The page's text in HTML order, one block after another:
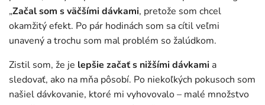
„Začal som s väčšími dávkami, pretože som chcel
okamžitý efekt. Po pár hodinách som sa cítil veľmi
unavený a trochu som mal problém so žalúdkom.
Zistil som, že je lepšie začať s nižšími dávkami a
sledovať, ako na mňa pôsobí. Po niekoľkých pokusoch som
našiel dávkovanie, ktoré mi vyhovovalo – malé množstvo